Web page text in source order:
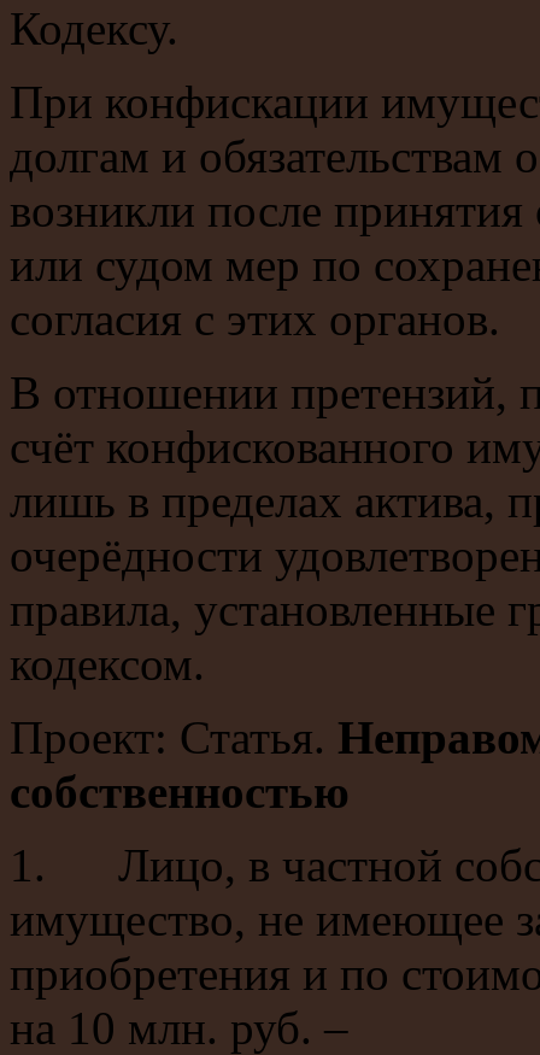
Кодексу.
При конфискации
долгам и обязательствам
возникли после
или судом мер по
согласия с этих органов.
В отношении претензий,
счёт конфискованного
лишь в пределах актива,
очерёдности
правила, установленные
кодексом.
Проект: Статья.
собственностью
1. Лицо, в частной
имущество, не имеющее
приобретения и по
на 10 млн. руб. –